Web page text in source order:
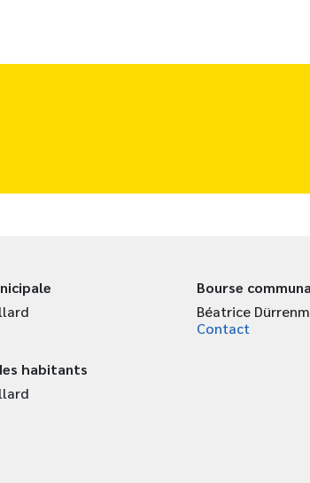
habitants
Bourse
Béatrice
Contact